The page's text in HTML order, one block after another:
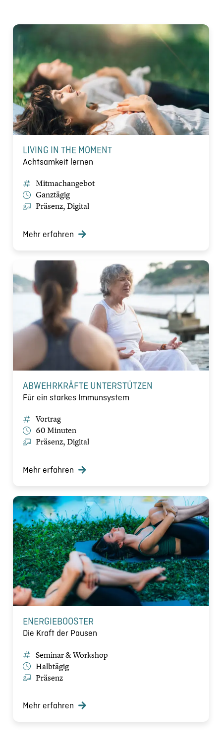
LIVING IN THE MOMENT
Achtsamkeit lernen
Mitmachangebot
Ganztägig
Präsenz, Digital
Mehr erfahren
ABWEHRKRÄFTE UNTERSTÜTZEN
Für ein starkes Immunsystem
Vortrag
60 Minuten
Präsenz, Digital
Mehr erfahren
ENERGIEBOOSTER
Die Kraft der Pausen
Seminar & Workshop
Halbtägig
Präsenz
Mehr erfahren